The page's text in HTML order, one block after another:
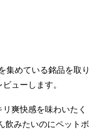
集めている銘品を取り
ューします。
爽快感を味わいたく
飲みたいのにペットボ